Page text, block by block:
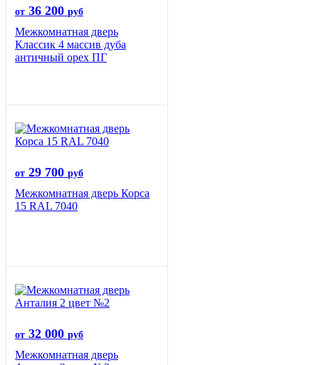
от 36 200 руб
Межкомнатная дверь
Классик 4 массив дуба
античный орех ПГ
от 29 700 руб
Межкомнатная дверь Корса
15 RAL 7040
от 32 000 руб
Межкомнатная дверь